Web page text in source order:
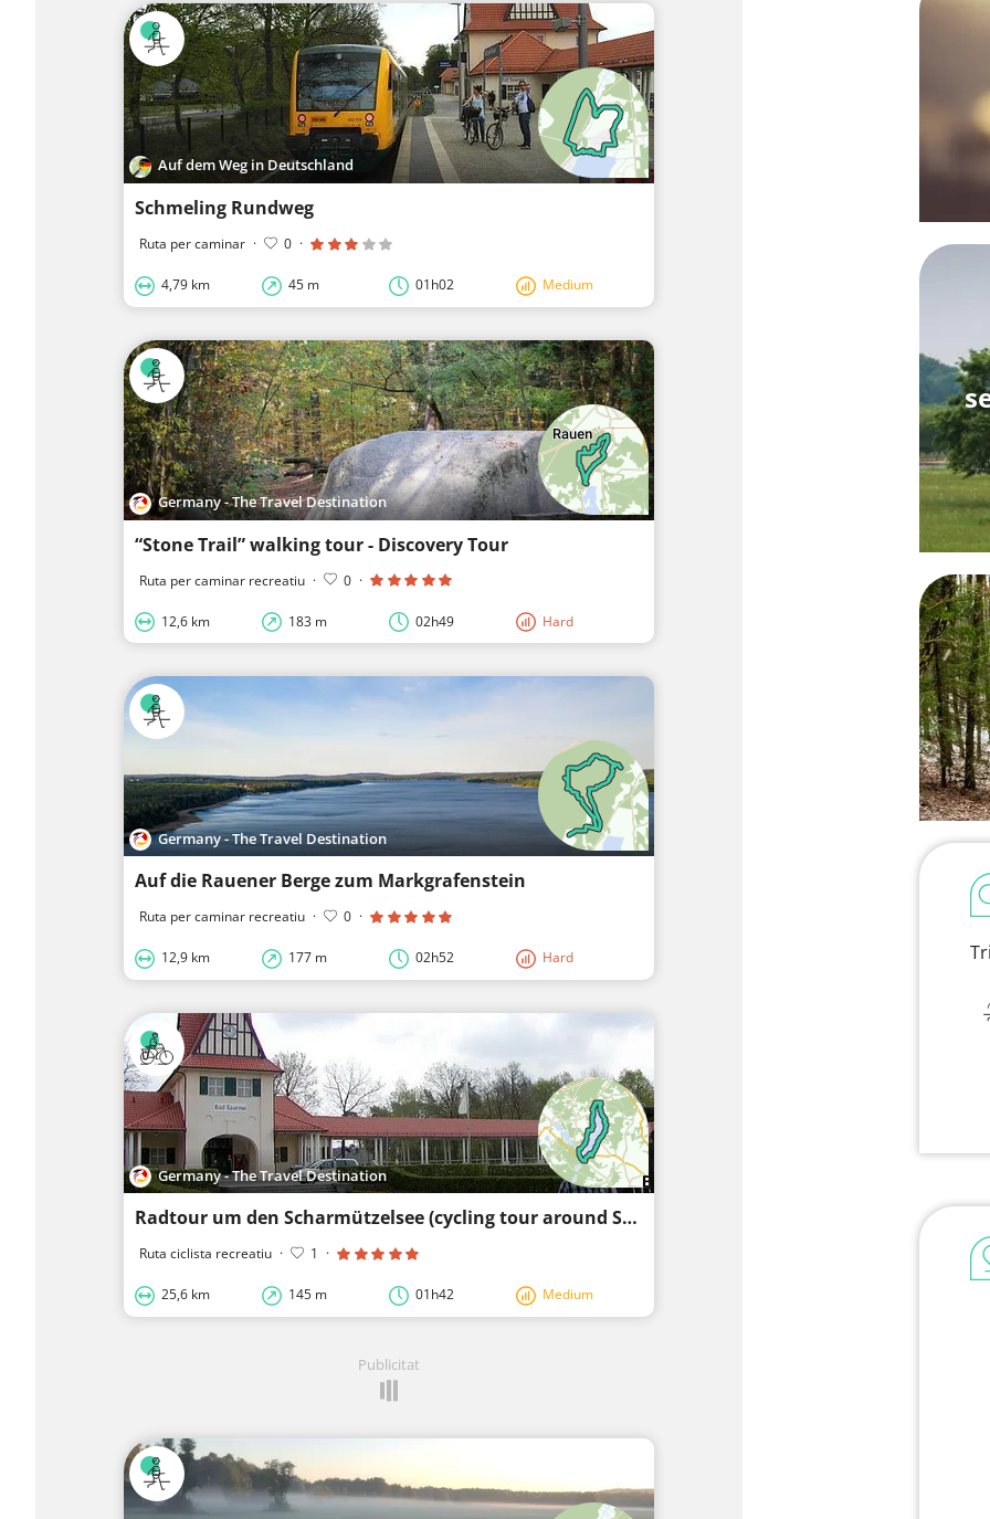
Auf dem Weg in Deutschland
Schmeling Rundweg
Ruta per caminar · 0 ·
4,79 km 45 m 01h02 Medium
Germany - The Travel Destination
“Stone Trail” walking tour - Discovery Tour
Ruta per caminar recreatiu · 0 ·
12,6 km 183 m 02h49 Hard
Germany - The Travel Destination
Auf die Rauener Berge zum Markgrafenstein
Ruta per caminar recreatiu · 0 ·
12,9 km 177 m 02h52 Hard
Germany - The Travel Destination
Radtour um den Scharmützelsee (cycling tour around Scharmützelsee )
Ruta ciclista recreatiu · 1 ·
25,6 km 145 m 01h42 Medium
Publicitat